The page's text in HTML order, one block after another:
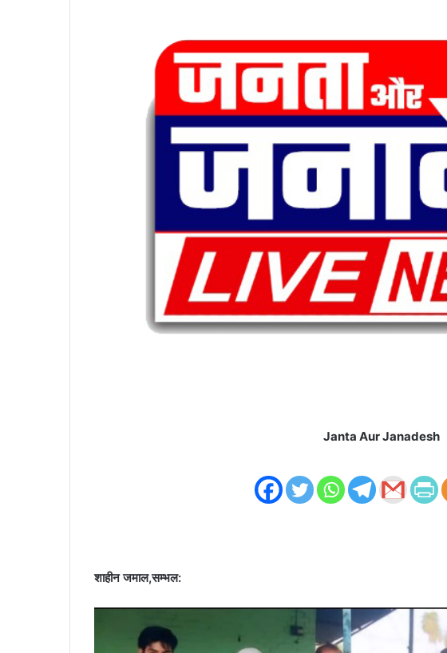
a
l
Janta Aur Janadesh
शाहीन जमाल,सम्भल: